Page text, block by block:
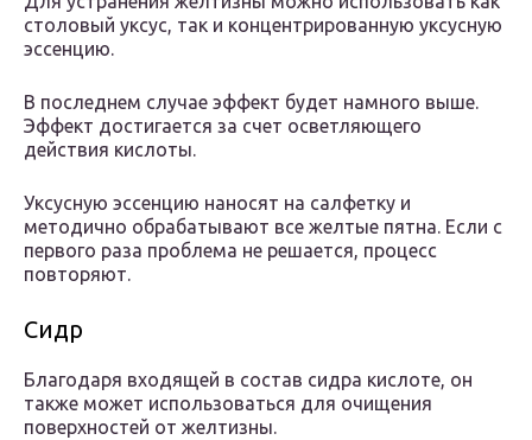
столовый уксус, так и концентрированную уксусную
эссенцию.
В последнем случае эффект будет намного выше.
Эффект достигается за счет осветляющего
действия кислоты.
Уксусную эссенцию наносят на салфетку и
методично обрабатывают все желтые пятна. Если с
первого раза проблема не решается, процесс
повторяют.
Сидр
Благодаря входящей в состав сидра кислоте, он
также может использоваться для очищения
поверхностей от желтизны.